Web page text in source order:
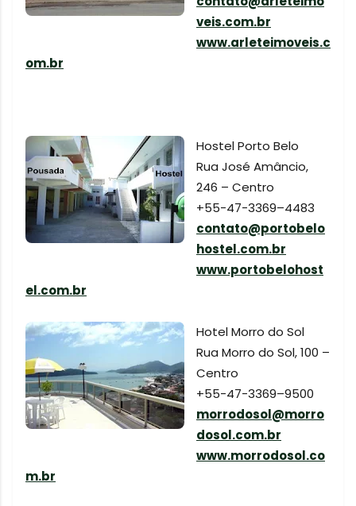
veis.com.br
www.arleteimoveis.c
om.br
Hostel Porto Belo
Rua José Amâncio,
246 – Centro
+55-47-3369–4483
contato@portobelo
hostel.com.br
www.portobelohost
el.com.br
Hotel Morro do Sol
Rua Morro do Sol, 100 –
Centro
+55-47-3369–9500
morrodosol@morro
dosol.com.br
www.morrodosol.co
m.br